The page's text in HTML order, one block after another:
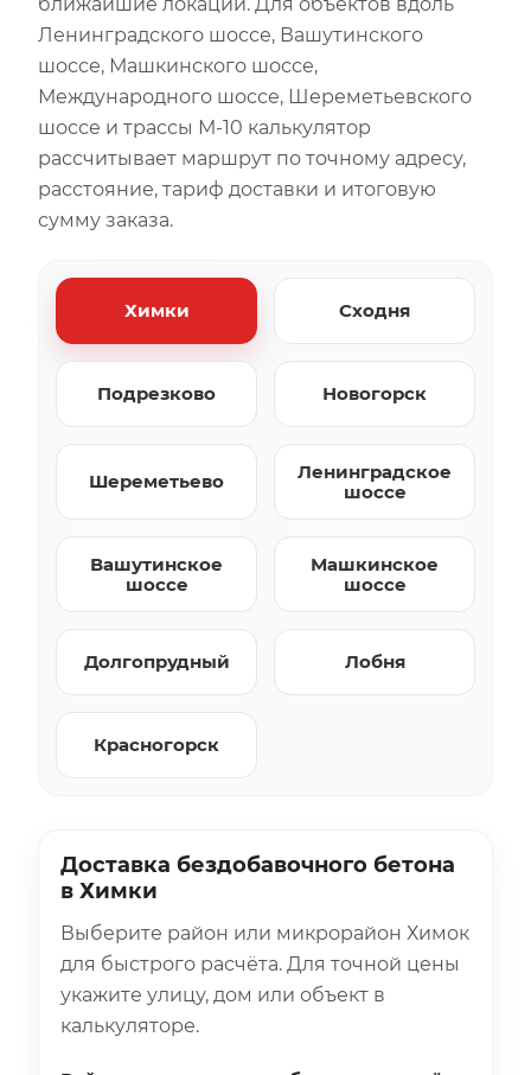
Ленинградского шоссе, Вашутинского
шоссе, Машкинского шоссе,
Международного шоссе, Шереметьевского
шоссе и трассы М-10 калькулятор
рассчитывает маршрут по точному адресу,
расстояние, тариф доставки и итоговую
сумму заказа.
Химки Сходня
Подрезково Новогорск
Шереметьево
Ленинградское
шоссе
Вашутинское
шоссе
Машкинское
шоссе
Долгопрудный Лобня
Красногорск
Доставка бездобавочного бетона
в Химки
Выберите район или микрорайон Химок
для быстрого расчёта. Для точной цены
укажите улицу, дом или объект в
калькуляторе.